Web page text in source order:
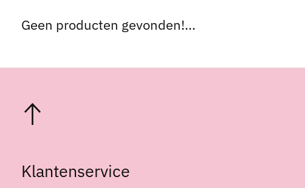
Geen producten gevonden!...
Klantenservice